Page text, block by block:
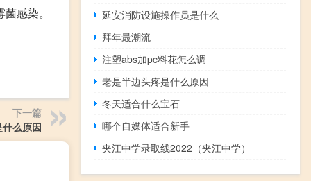
感染。
下一篇
么原因
延安消防设施操作员是什么
拜年最潮流
注塑abs加pc料花怎么调
老是半边头疼是什么原因
冬天适合什么宝石
哪个自媒体适合新手
夹江中学录取线2022（夹江中学）